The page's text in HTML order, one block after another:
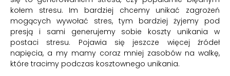
kołem stresu. Im bardziej chcemy unikać zagrożeń
mogących wywołać stres, tym bardziej żyjemy pod
presją i sami generujemy sobie koszty unikania w
postaci stresu. Pojawia się jeszcze więcej źródeł
napięcia, a my mamy coraz mniej zasobów na walkę,
które tracimy podczas kosztownego unikania.